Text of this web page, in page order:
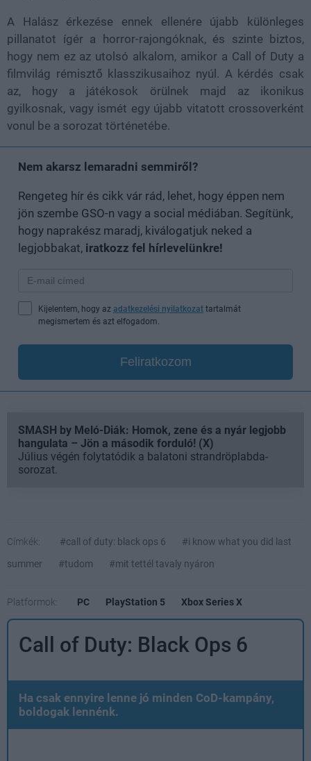
A Halász érkezése ennek ellenére újabb különleges
pillanatot ígér a horror-rajongóknak, és szinte biztos,
hogy nem ez az utolsó alkalom, amikor a Call of Duty a
filmvilág rémisztő klasszikusaihoz nyúl. A kérdés csak
az, hogy a játékosok örülnek majd az ikonikus
gyilkosnak, vagy ismét egy újabb vitatott crossoverként
vonul be a sorozat történetébe.
Nem akarsz lemaradni semmiről?
Rengeteg hír és cikk vár rád, lehet, hogy éppen nem
jön szembe GSO-n vagy a social médiában. Segítünk,
hogy naprakész maradj, kiválogatjuk neked a
legjobbakat, iratkozz fel hírlevelünkre!
Kijelentem, hogy az adatkezelési nyilatkozat tartalmát
megismertem és azt elfogadom.
Feliratkozom
SMASH by Meló-Diák: Homok, zene és a nyár legjobb
hangulata – Jön a második forduló! (X)
Július végén folytatódik a balatoni strandröplabda-
sorozat.
Címkék: #call of duty: black ops 6
#i know what you did last
summer
#tudom #mit tettél tavaly nyáron
Platformok: PC PlayStation 5 Xbox Series X
Call of Duty: Black Ops 6
Ha csak ennyire lenne jó minden CoD-kampány,
boldogak lennénk.